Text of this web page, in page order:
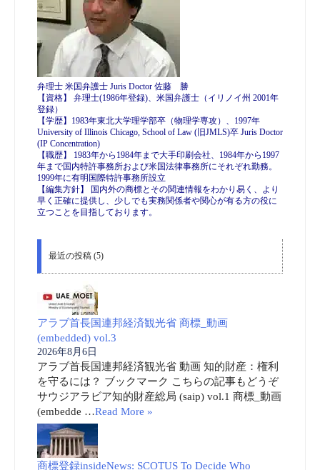
弁理士 米国弁護士 Juris Doctor 佐藤 勝
【資格】 弁理士(1986年登録)、米国弁護士（イリノイ州 2001年
登録）
【学歴】1983年東北大学理学部卒（物理学専攻）、1997年
University of Illinois Chicago, School of Law (旧JMLS)卒 Juris Doctor
(IP Concentration)
【職歴】 1983年から1984年まで大手印刷会社、1984年から1997
年まで国内特許事務所および米国法律事務所にそれぞれ勤務。
1999年に有明国際特許事務所設立
【編集方針】 国内外の商標とその関連情報をわかり易く、より
早く正確に提供し、少しでも実務関係者や関心が有る方の役に
立つことを目指しております。
最近の投稿 (5)
アラブ首長国連邦経済観光省 商標_動画
(embedded) vol.3
2026年8月6日
アラブ首長国連邦経済観光省 動画 知的財産：権利
を守るには？ ブックマーク こちらの記事もどうぞ
サウジアラビア知的財産総局 (saip) vol.1 商標_動画
(embedde …Read More »
商標登録insideNews: SCOTUS To Decide Who